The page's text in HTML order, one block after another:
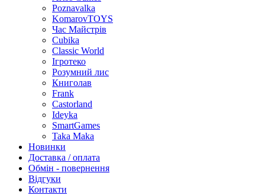
Poznavalka
KomarovTOYS
Час Майстрів
Cubika
Classic World
Ігротеко
Розумний лис
Книголав
Frank
Castorland
Ideyka
SmartGames
Taka Maka
Новинки
Доставка / оплата
Обмін - повернення
Відгуки
Контакти